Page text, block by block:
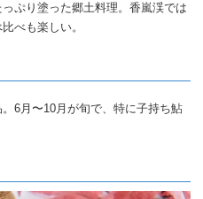
ぷり塗った郷土料理。香嵐渓では
べも楽しい。
6月〜10月が旬で、特に子持ち鮎